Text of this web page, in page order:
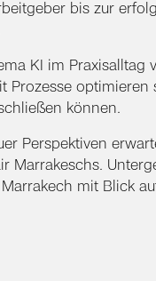
bis zur
KI im Praxisalltag
Prozesse optimieren
können.
Perspektiven
Marrakeschs.
mit Blick